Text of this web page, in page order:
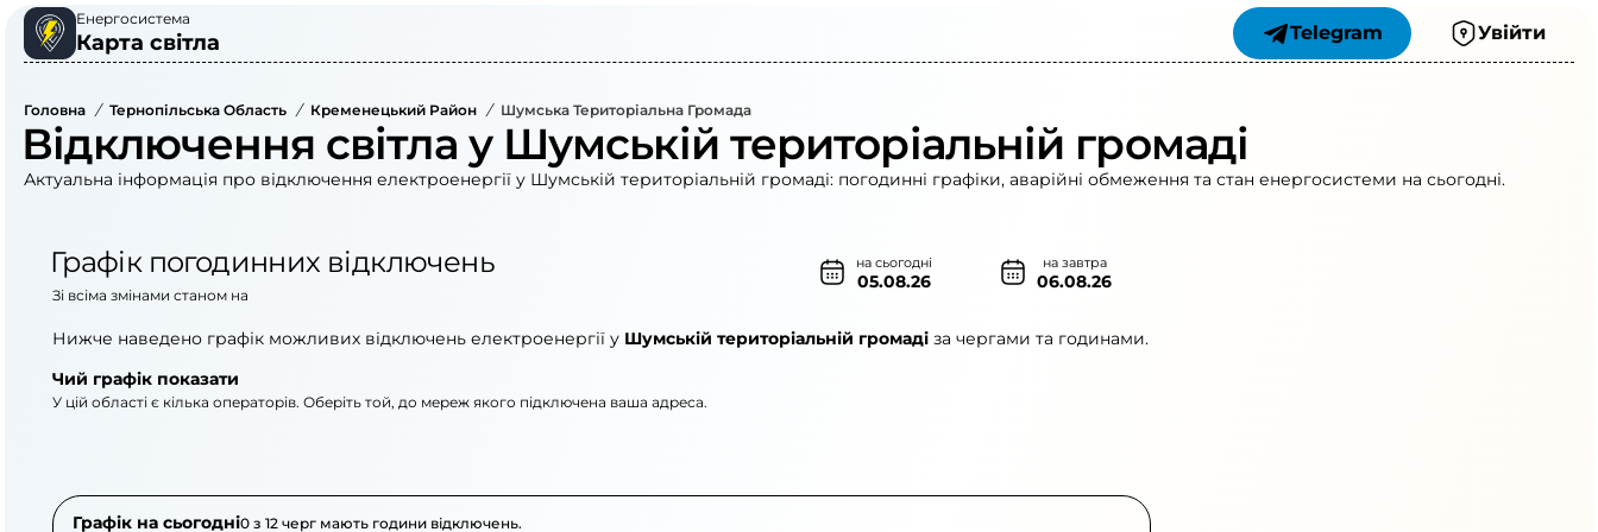
Енергосистема
Карта світла Telegram Увійти
Головна / Тернопільська Область / Кременецький Район / Шумська Територіальна Громада
Відключення світла у Шумській територіальній громаді
Актуальна інформація про відключення електроенергії у Шумській територіальній громаді: погодинні графіки, аварійні обмеження та стан енергосистеми на сьогодні.
Графік погодинних відключень на сьогодні
05.08.26
на завтра
06.08.26
Зі всіма змінами станом на
Нижче наведено графік можливих відключень електроенергії у Шумській територіальній громаді за чергами та годинами.
Чий графік показати
У цій області є кілька операторів. Оберіть той, до мереж якого підключена ваша адреса.
Графік на сьогодні0 з 12 черг мають години відключень.